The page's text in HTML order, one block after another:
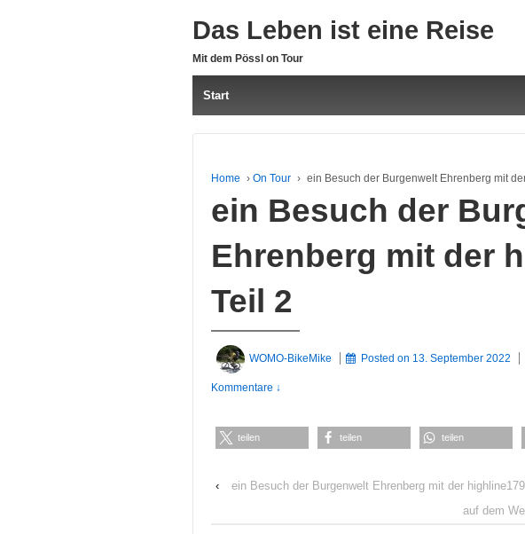
Das Leben ist eine Reise
Mit dem Pössl on Tour
Start
Home › On Tour › ein Besuch der Burgenwelt Ehrenberg mit
ein Besuch der
Ehrenberg mit der
Teil 2
WOMO-BikeMike Posted on 13. September 2022
Kommentare ↓
teilen teilen teilen
‹
ein Besuch der Burgenwelt Ehrenberg mit der highline179
auf dem